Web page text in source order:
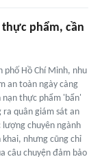
phẩm, cần
phố Hồ Chí Minh, nhu
an toàn ngày càng
thực phẩm 'bẩn'
quân giám sát an
chuyên ngành
nhưng cũng chỉ
câu chuyện đảm bảo